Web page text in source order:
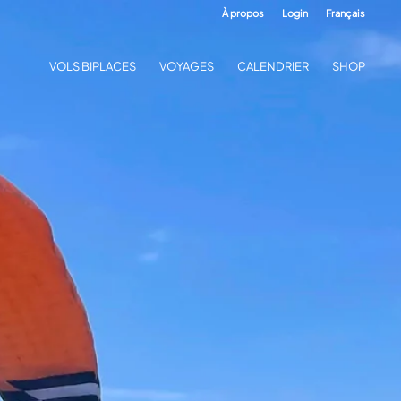
À propos Login Français
VOLS BIPLACES VOYAGES CALENDRIER SHOP